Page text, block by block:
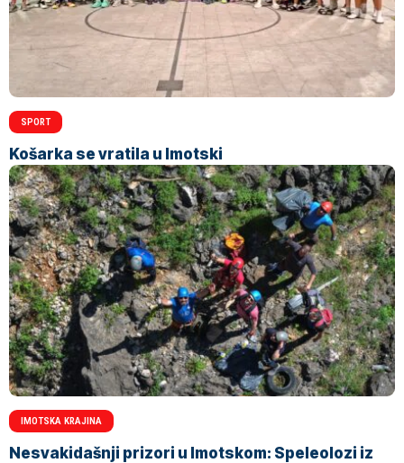
SPORT
Košarka se vratila u Imotski
IMOTSKA KRAJINA
Nesvakidašnji prizori u Imotskom: Speleolozi iz